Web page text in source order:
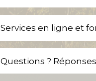
Services en ligne et
Questions ?